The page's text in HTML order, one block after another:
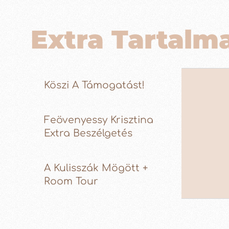
Extra
Köszi A Támogatást!
Feövenyessy Krisztina
Extra Beszélgetés
A Kulisszák Mögött +
Room Tour